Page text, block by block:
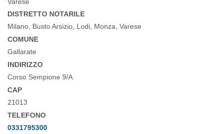
DISTRETTO NOTARILE
Milano, Busto Arsizio, Lodi, Monza, Varese
COMUNE
Gallarate
INDIRIZZO
Corso Sempione 9/A
CAP
21013
TELEFONO
0331795300